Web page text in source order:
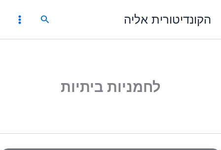
לתוכןהקונדיטורית אליה חיפוש
לחמניות ביתיות